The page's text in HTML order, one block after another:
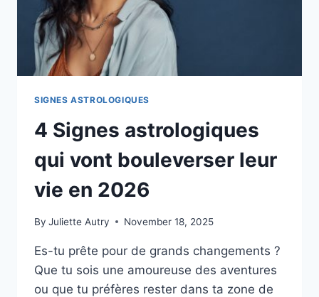
PARTIE
D’EUX
?
SIGNES ASTROLOGIQUES
4 Signes astrologiques
qui vont bouleverser leur
vie en 2026
By Juliette Autry November 18, 2025
Es-tu prête pour de grands changements ?
Que tu sois une amoureuse des aventures
ou que tu préfères rester dans ta zone de